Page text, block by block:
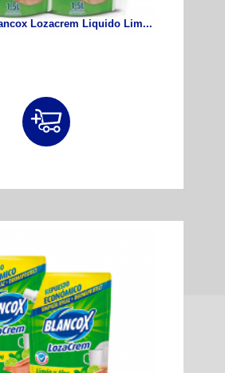
Lozacrem Liquido Lim...